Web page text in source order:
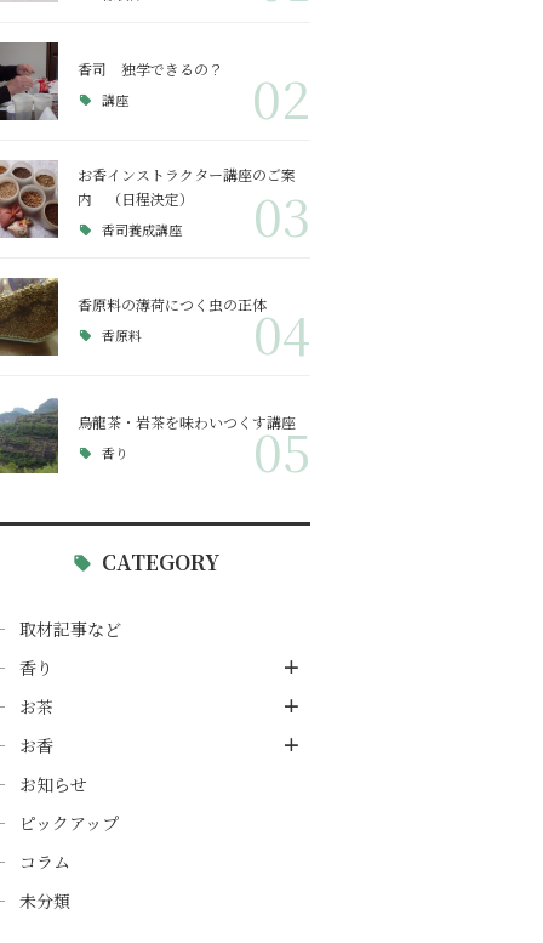
香司 独学できるの？
講座 02
お香インストラクター講座のご案
内 （日程決定）
香司養成講座 03
香原料の薄荷につく虫の正体
香原料 04
烏龍茶・岩茶を味わいつくす講座
香り 05
CATEGORY
取材記事など
香り
お茶
お香
お知らせ
ピックアップ
コラム
未分類